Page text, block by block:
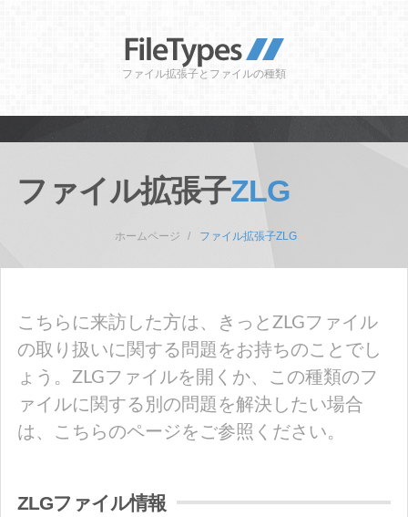
ファイル拡張子とファイルの種類
ファイル拡張子ZLG
ホームページ ファイル拡張子ZLG
こちらに来訪した方は、きっとZLGファイル
の取り扱いに関する問題をお持ちのことでし
ょう。ZLGファイルを開くか、この種類のフ
ァイルに関する別の問題を解決したい場合
は、こちらのページをご参照ください。
ZLGファイル情報